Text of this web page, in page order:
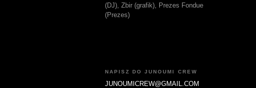
(DJ), Zbir (grafik), Prezes Fondue
(Prezes)
NAPISZ DO JUNOUMI CREW
JUNOUMICREW@GMAIL.COM